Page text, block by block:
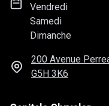
Vendredi
Samedi
Dimanche
200 Avenue
G5H 3K6